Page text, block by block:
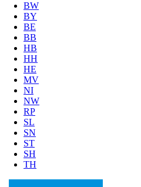
BW
BY
BE
BB
HB
HH
HE
MV
NI
NW
RP
SL
SN
ST
SH
TH